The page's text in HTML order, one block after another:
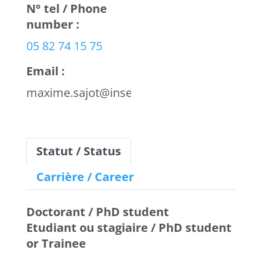
N° tel / Phone
number :
05 82 74 15 75
Email :
maxime.sajot@inserm.fr
Statut / Status
Carrière / Career
Doctorant / PhD student
Etudiant ou stagiaire / PhD student
or Trainee